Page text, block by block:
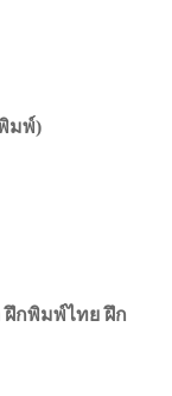
มพ์)
ฝึกพิมพ์ไทย ฝึก